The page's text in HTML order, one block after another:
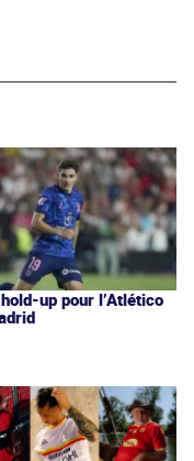
up pour l’Atlético